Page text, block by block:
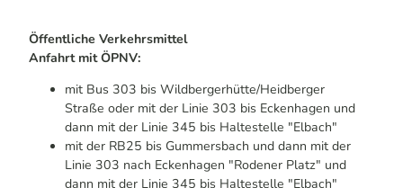
Öffentliche Verkehrsmittel
Anfahrt mit ÖPNV:
mit Bus 303 bis Wildbergerhütte/Heidberger
Straße oder mit der Linie 303 bis Eckenhagen und
dann mit der Linie 345 bis Haltestelle "Elbach"
mit der RB25 bis Gummersbach und dann mit der
Linie 303 nach Eckenhagen "Rodener Platz" und
dann mit der Linie 345 bis Haltestelle "Elbach"